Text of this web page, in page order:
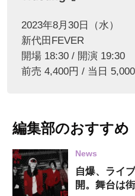
2023年8月30日（水）
新代⽥FEVER
開場 18:30 / 開演 19:30
前売 4,400円 / 当日
編集部のおすすめ
News
自爆、ライ
開。舞台は